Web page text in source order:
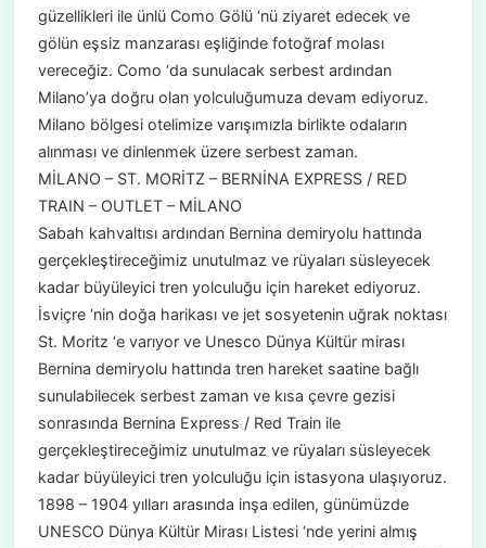
güzellikleri ile ünlü Como Gölü ‘nü ziyaret edecek ve
gölün eşsiz manzarası eşliğinde fotoğraf molası
vereceğiz. Como ‘da sunulacak serbest ardından
Milano’ya doğru olan yolculuğumuza devam ediyoruz.
Milano bölgesi otelimize varışımızla birlikte odaların
alınması ve dinlenmek üzere serbest zaman.
MİLANO – ST. MORİTZ – BERNİNA EXPRESS / RED
TRAIN – OUTLET – MİLANO
Sabah kahvaltısı ardından Bernina demiryolu hattında
gerçekleştireceğimiz unutulmaz ve rüyaları süsleyecek
kadar büyüleyici tren yolculuğu için hareket ediyoruz.
İsviçre ‘nin doğa harikası ve jet sosyetenin uğrak noktası
St. Moritz ‘e varıyor ve Unesco Dünya Kültür mirası
Bernina demiryolu hattında tren hareket saatine bağlı
sunulabilecek serbest zaman ve kısa çevre gezisi
sonrasında Bernina Express / Red Train ile
gerçekleştireceğimiz unutulmaz ve rüyaları süsleyecek
kadar büyüleyici tren yolculuğu için istasyona ulaşıyoruz.
1898 – 1904 yılları arasında inşa edilen, günümüzde
UNESCO Dünya Kültür Mirası Listesi ‘nde yerini almış